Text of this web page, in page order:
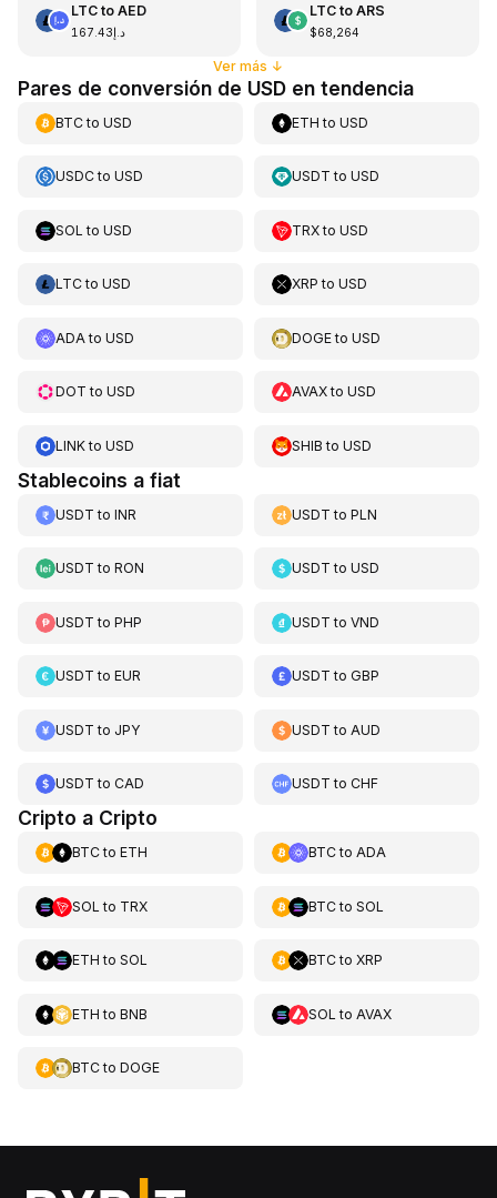
LTCto AED
د.إ167.43
LTCto ARS
$68,264
Ver más ↓
Pares de conversión de USD en tendencia
BTCto USD ETH toUSD
USDCto USD USDT toUSD
SOL to USD TRXtoUSD
LTCto USD XRP toUSD
ADA to USD DOGEtoUSD
DOT to USD AVAXtoUSD
LINKto USD SHIB toUSD
Stablecoins a fiat
USDT to INR USDT toPLN
USDT to RON USDT toUSD
USDT to PHP USDT toVND
USDT to EUR USDT toGBP
USDT to JPY USDT to AUD
USDT to CAD USDT toCHF
Cripto a Cripto
BTCto ETH BTCto ADA
SOL to TRX BTCto SOL
ETH to SOL BTCto XRP
ETH to BNB SOL to AVAX
BTCto DOGE